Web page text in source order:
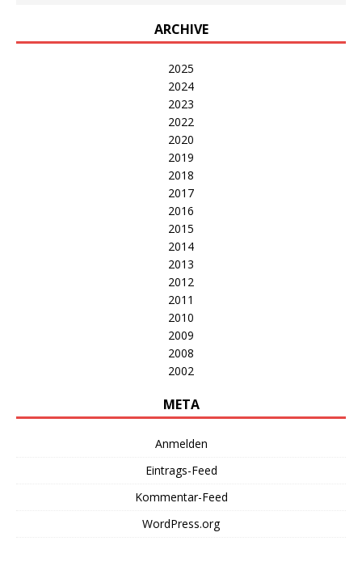
ARCHIVE
2025
2024
2023
2022
2020
2019
2018
2017
2016
2015
2014
2013
2012
2011
2010
2009
2008
2002
META
Anmelden
Eintrags-Feed
Kommentar-Feed
WordPress.org